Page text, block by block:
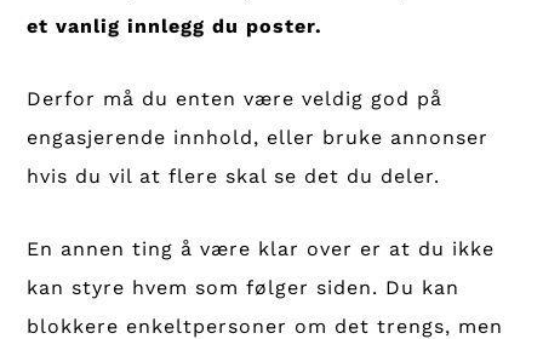
et vanlig innlegg du poster.
Derfor må du enten være veldig god på
engasjerende innhold, eller bruke annonser
hvis du vil at flere skal se det du deler.
En annen ting å være klar over er at du ikke
kan styre hvem som følger siden. Du kan
blokkere enkeltpersoner om det trengs, men